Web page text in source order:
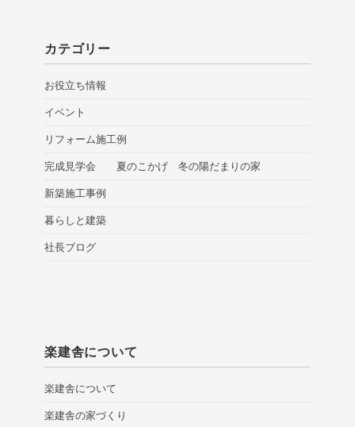
カテゴリー
お役立ち情報
イベント
リフォーム施工例
完成見学会 夏のこかげ 冬の陽だまりの家
新築施工事例
暮らしと建築
社長ブログ
楽建舎について
楽建舎について
楽建舎の家づくり